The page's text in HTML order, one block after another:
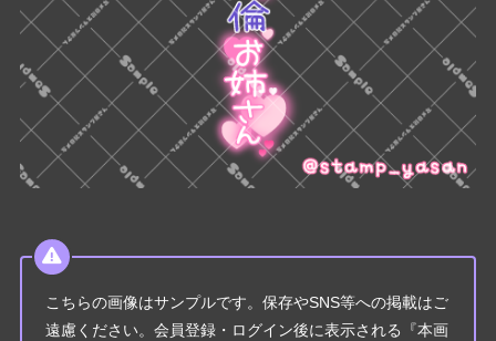
こちらの画像はサンプルです。保存やSNS等への掲載はご
遠慮ください。会員登録・ログイン後に表示される『本画